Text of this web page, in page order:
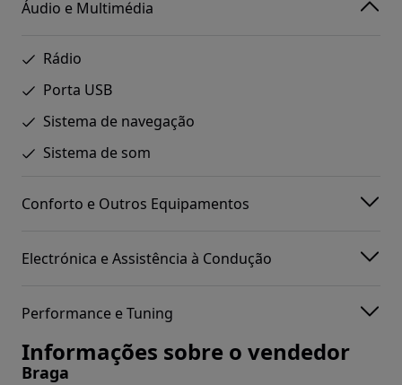
Áudio e Multimédia
Rádio
Porta USB
Sistema de navegação
Sistema de som
Conforto e Outros Equipamentos
Electrónica e Assistência à Condução
Performance e Tuning
Informações sobre o vendedor
Braga